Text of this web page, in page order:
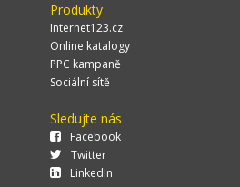
Produkty
Internet123.cz
Online katalogy
PPC kampaně
Sociální sítě
Sledujte nás
Facebook
Twitter
LinkedIn